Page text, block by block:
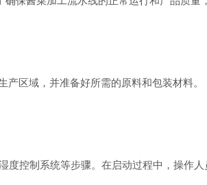
区域，并准备好所需的原料和包装材料。
控制系统等步骤。在启动过程中，操作人